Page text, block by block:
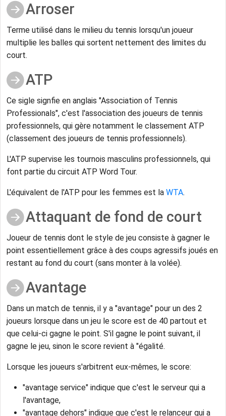
Arroser
Terme utilisé dans le milieu du tennis lorsqu'un joueur
multiplie les balles qui sortent nettement des limites du
court.
ATP
Ce sigle signfie en anglais "Association of Tennis
Professionals", c'est l'association des joueurs de tennis
professionnels, qui gère notamment le classement ATP
(classement des joueurs de tennis professionnels).
L'ATP supervise les tournois masculins professionnels, qui
font partie du circuit ATP Word Tour.
L'équivalent de l'ATP pour les femmes est la WTA.
Attaquant de fond de court
Joueur de tennis dont le style de jeu consiste à gagner le
point essentiellement grâce à des coups agressifs joués en
restant au fond du court (sans monter à la volée).
Avantage
Dans un match de tennis, il y a "avantage" pour un des 2
joueurs lorsque dans un jeu le score est de 40 partout et
que celui-ci gagne le point. S'il gagne le point suivant, il
gagne le jeu, sinon le score revient à "égalité.
Lorsque les joueurs s'arbitrent eux-mêmes, le score:
"avantage service" indique que c'est le serveur qui a
l'avantage,
"avantage dehors" indique que c'est le relanceur qui a